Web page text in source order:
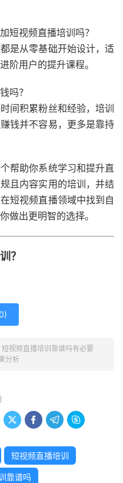
短视频直播培训吗？
是从零基础开始设计，适
阶用户的提升课程。
吗？
间积累粉丝和经验，培训
钱并不容易，更多是靠持
帮助你系统学习和提升直
且内容实用的培训，并结
短视频直播领域中找到自
做出更明智的选择。
？
)
短视频直播培训靠谱吗有必要
分析
   
短视频直播培训
靠谱吗